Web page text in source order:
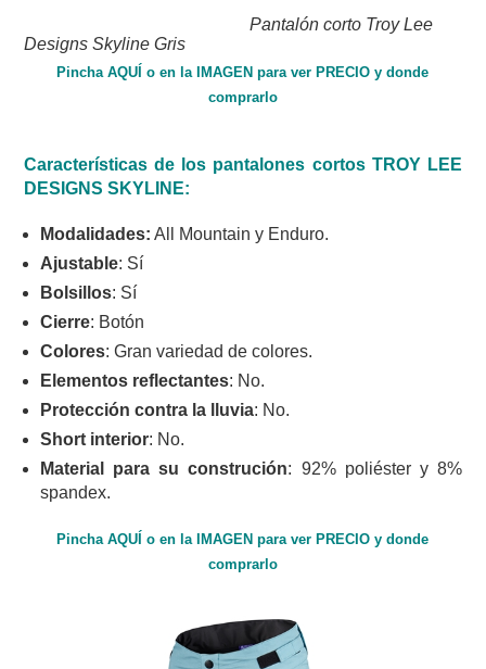
Pantalón corto Troy Lee
Designs Skyline Gris
Pincha AQUÍ o en la IMAGEN para ver PRECIO y donde
comprarlo
Características de los pantalones cortos TROY LEE
DESIGNS SKYLINE:
Modalidades: All Mountain y Enduro.
Ajustable: Sí
Bolsillos: Sí
Cierre: Botón
Colores: Gran variedad de colores.
Elementos reflectantes: No.
Protección contra la lluvia: No.
Short interior: No.
Material para su construción: 92% poliéster y 8%
spandex.
Pincha AQUÍ o en la IMAGEN para ver PRECIO y donde
comprarlo